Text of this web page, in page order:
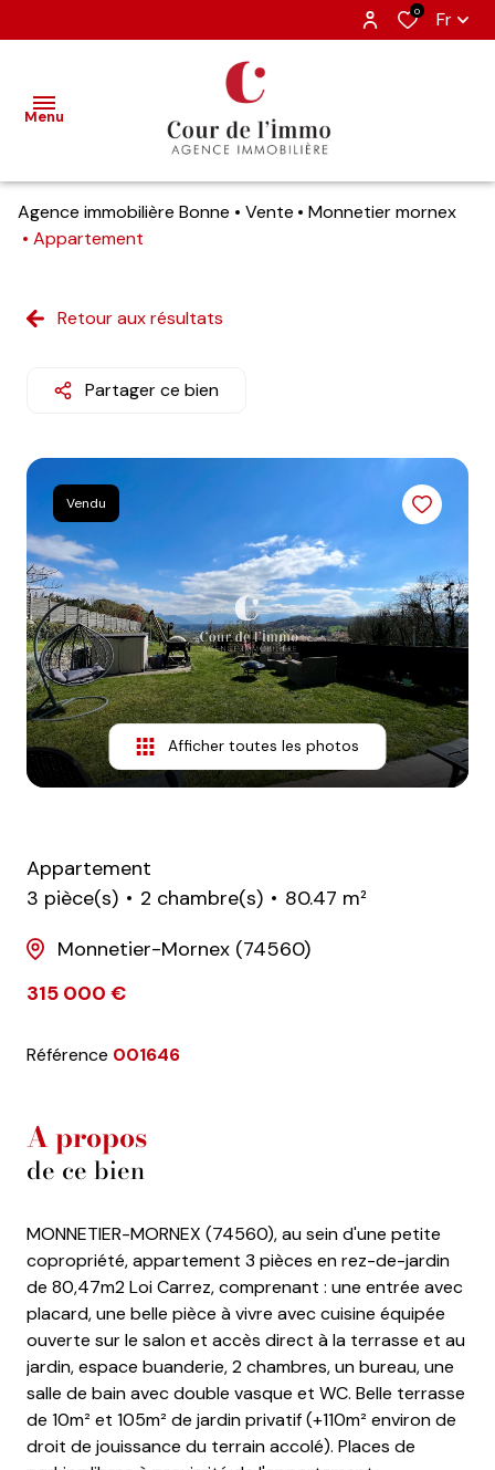
0 Fr
Menu
accueil
ventes
avis
clients
notre
agence
contact
Agence immobilière Bonne Vente
Monnetier mornex
Appartement
Retour aux résultats
Partager ce bien
Vendu
Afficher toutes les photos
Appartement
3 pièce(s)
2 chambre(s)
80.47 m²
Monnetier-Mornex (74560)
315 000 €
Référence 001646
A propos
de ce bien
MONNETIER-MORNEX (74560), au sein d'une petite
copropriété, appartement 3 pièces en rez-de-jardin
de 80,47m2 Loi Carrez, comprenant : une entrée avec
placard, une belle pièce à vivre avec cuisine équipée
ouverte sur le salon et accès direct à la terrasse et au
jardin, espace buanderie, 2 chambres, un bureau, une
salle de bain avec double vasque et WC. Belle terrasse
de 10m² et 105m² de jardin privatif (+110m² environ de
droit de jouissance du terrain accolé). Places de